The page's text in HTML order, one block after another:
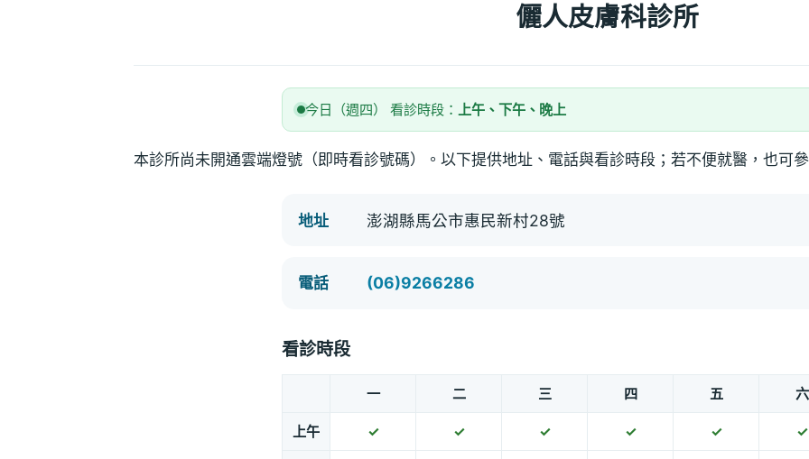
儷人皮膚科診所
今日（週四） 看診時段： 上午、下午、晚上
本診所尚未開通雲端燈號（即時看診號碼）。以下提供地址、電話與看診時段；若不便就醫，也可
地址 澎湖縣馬公市惠民新村28號
電話 (06)9266286
看診時段
一 二 三 四 五 六
上午 ✓ ✓ ✓ ✓ ✓ ✓